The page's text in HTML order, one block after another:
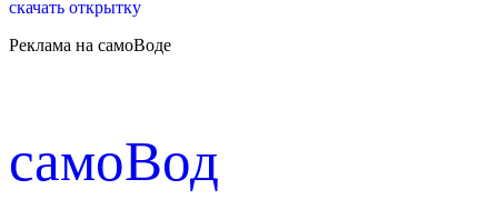
скачать открытку
Реклама на самоВоде
cамоВод